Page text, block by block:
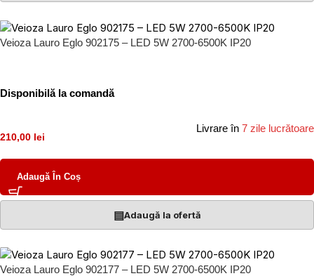
Veioza Lauro Eglo 902175 – LED 5W 2700-6500K IP20
Disponibilă la comandă
210,00 lei
Livrare în 7 zile lucrătoare
Adaugă În Coș
▤Adaugă la ofertă
Veioza Lauro Eglo 902177 – LED 5W 2700-6500K IP20